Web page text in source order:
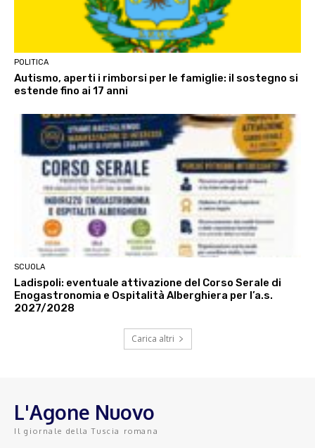
POLITICA
Autismo, aperti i rimborsi per le famiglie: il sostegno si
estende fino ai 17 anni
SCUOLA
Ladispoli: eventuale attivazione del Corso Serale di
Enogastronomia e Ospitalità Alberghiera per l’a.s.
2027/2028
Carica altri
L'Agone Nuovo
Il giornale della Tuscia romana